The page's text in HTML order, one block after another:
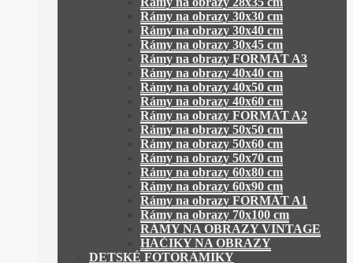
Rámy na obrazy 30x30 cm
Rámy na obrazy 30x40 cm
Rámy na obrazy 30x45 cm
Rámy na obrazy FORMÁT A3
Rámy na obrazy 40x40 cm
Rámy na obrazy 40x50 cm
Rámy na obrazy 40x60 cm
Rámy na obrazy FORMÁT A2
Rámy na obrazy 50x50 cm
Rámy na obrazy 50x60 cm
Rámy na obrazy 50x70 cm
Rámy na obrazy 60x80 cm
Rámy na obrazy 60x90 cm
Rámy na obrazy FORMÁT A1
Rámy na obrazy 70x100 cm
RÁMY NA OBRAZY VINTAGE
HÁČIKY NA OBRAZY
DETSKÉ FOTORÁMIKY